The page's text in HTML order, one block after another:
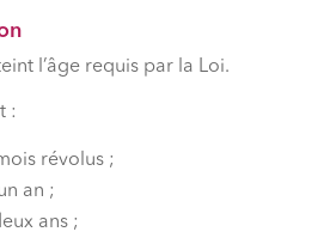
l’âge requis par la Loi.
:
révolus ;
an ;
ans ;